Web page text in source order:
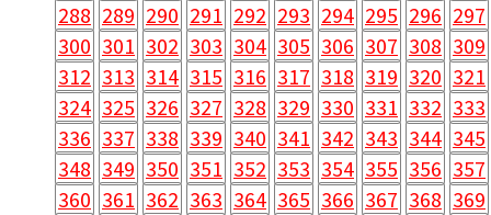
288 289 290 291 292 293 294 295 296 297
300 301 302 303 304 305 306 307 308 309
312 313 314 315 316 317 318 319 320 321
324 325 326 327 328 329 330 331 332 333
336 337 338 339 340 341 342 343 344 345
348 349 350 351 352 353 354 355 356 357
360 361 362 363 364 365 366 367 368 369